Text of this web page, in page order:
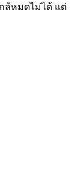
ล้หมดไม่ได้ แต่